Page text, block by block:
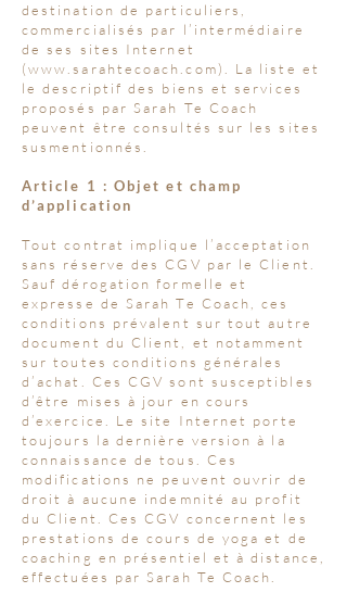
destination de particuliers,
commercialisés par l’intermédiaire
de ses sites Internet
(www.sarahtecoach.com). La liste et
le descriptif des biens et services
proposés par Sarah Te Coach
peuvent être consultés sur les sites
susmentionnés.
Article 1 : Objet et champ
d’application
Tout contrat implique l’acceptation
sans réserve des CGV par le Client.
Sauf dérogation formelle et
expresse de Sarah Te Coach, ces
conditions prévalent sur tout autre
document du Client, et notamment
sur toutes conditions générales
d’achat. Ces CGV sont susceptibles
d’être mises à jour en cours
d’exercice. Le site Internet porte
toujours la dernière version à la
connaissance de tous. Ces
modifications ne peuvent ouvrir de
droit à aucune indemnité au profit
du Client. Ces CGV concernent les
prestations de cours de yoga et de
coaching en présentiel et à distance,
effectuées par Sarah Te Coach.